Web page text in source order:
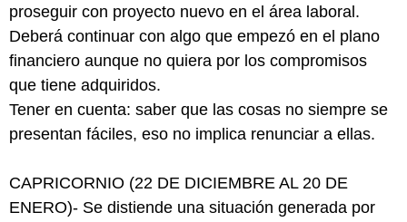
proseguir con proyecto nuevo en el área laboral.
Deberá continuar con algo que empezó en el plano
financiero aunque no quiera por los compromisos
que tiene adquiridos.
Tener en cuenta: saber que las cosas no siempre se
presentan fáciles, eso no implica renunciar a ellas.
CAPRICORNIO (22 DE DICIEMBRE AL 20 DE
ENERO)- Se distiende una situación generada por